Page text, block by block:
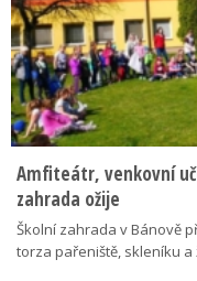
Amfiteátr, venkovní
zahrada ožije
Školní zahrada v Bánově
torza pařeniště, skleníku